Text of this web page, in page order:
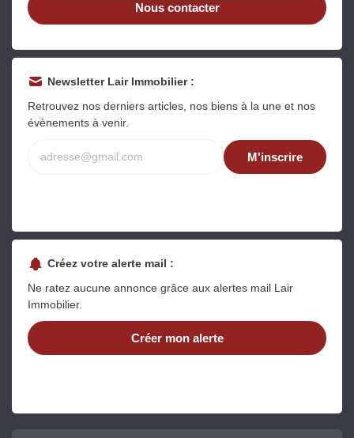
Nous contacter
Newsletter Lair Immobilier :
Retrouvez nos derniers articles, nos biens à la une et nos
évènements à venir.
M'inscrire
Créez votre alerte mail :
Ne ratez aucune annonce grâce aux alertes mail Lair
Immobilier.
Créer mon alerte